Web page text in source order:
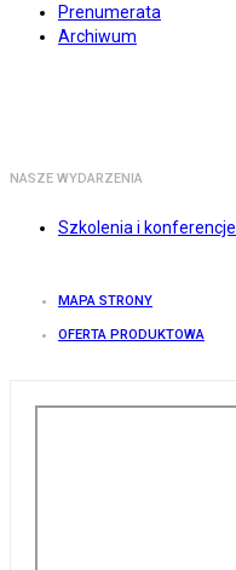
Prenumerata
Archiwum
NASZE WYDARZENIA
Szkolenia i konferencje
MAPA STRONY
OFERTA PRODUKTOWA